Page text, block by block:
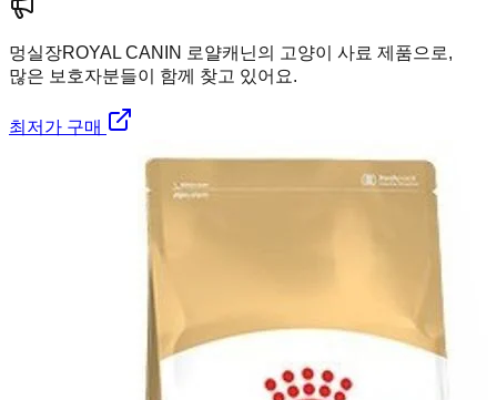
멍실장ROYAL CANIN 로얄캐닌의 고양이 사료 제품으로,
많은 보호자분들이 함께 찾고 있어요.
최저가 구매